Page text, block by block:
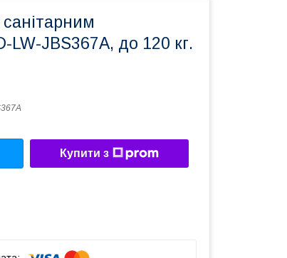
санітарним
JBS367A, до 120 кг.
Купити з